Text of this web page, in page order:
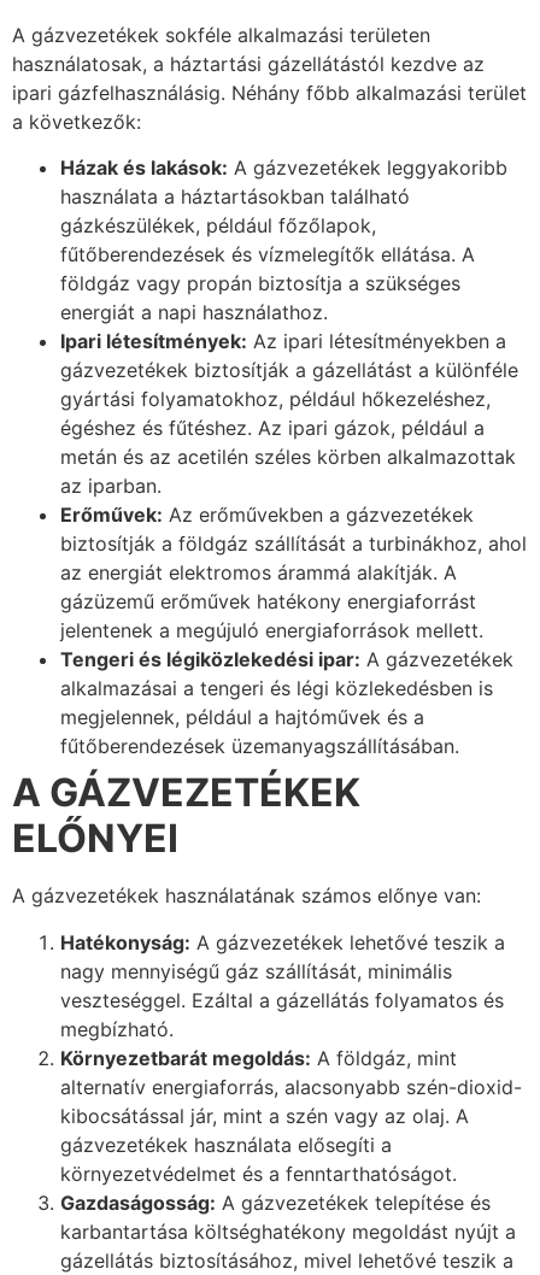
A gázvezetékek sokféle alkalmazási területen
használatosak, a háztartási gázellátástól kezdve az
ipari gázfelhasználásig. Néhány főbb alkalmazási terület
a következők:
Házak és lakások: A gázvezetékek leggyakoribb
használata a háztartásokban található
gázkészülékek, például főzőlapok,
fűtőberendezések és vízmelegítők ellátása. A
földgáz vagy propán biztosítja a szükséges
energiát a napi használathoz.
Ipari létesítmények: Az ipari létesítményekben a
gázvezetékek biztosítják a gázellátást a különféle
gyártási folyamatokhoz, például hőkezeléshez,
égéshez és fűtéshez. Az ipari gázok, például a
metán és az acetilén széles körben alkalmazottak
az iparban.
Erőművek: Az erőművekben a gázvezetékek
biztosítják a földgáz szállítását a turbinákhoz, ahol
az energiát elektromos árammá alakítják. A
gázüzemű erőművek hatékony energiaforrást
jelentenek a megújuló energiaforrások mellett.
Tengeri és légiközlekedési ipar: A gázvezetékek
alkalmazásai a tengeri és légi közlekedésben is
megjelennek, például a hajtóművek és a
fűtőberendezések üzemanyagszállításában.
A GÁZVEZETÉKEK
ELŐNYEI
A gázvezetékek használatának számos előnye van:
Hatékonyság: A gázvezetékek lehetővé teszik a
nagy mennyiségű gáz szállítását, minimális
veszteséggel. Ezáltal a gázellátás folyamatos és
megbízható.
Környezetbarát megoldás: A földgáz, mint
alternatív energiaforrás, alacsonyabb szén-dioxid-
kibocsátással jár, mint a szén vagy az olaj. A
gázvezetékek használata elősegíti a
környezetvédelmet és a fenntarthatóságot.
Gazdaságosság: A gázvezetékek telepítése és
karbantartása költséghatékony megoldást nyújt a
gázellátás biztosításához, mivel lehetővé teszik a